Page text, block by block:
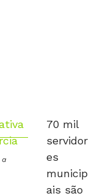
a
servidor
es
municip
ais são
administrativa